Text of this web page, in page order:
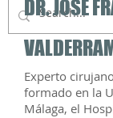
DR. JOSÉ
Experto
formado en la
Málaga, el